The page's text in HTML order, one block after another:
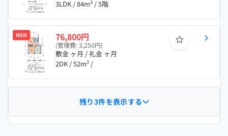
3LDK / 84m² / 5階
NEW 76,800円
(管理費: 3,250円)
敷金 ヶ月 / 礼金 ヶ月
2DK / 52m² /
残り3件を表示する